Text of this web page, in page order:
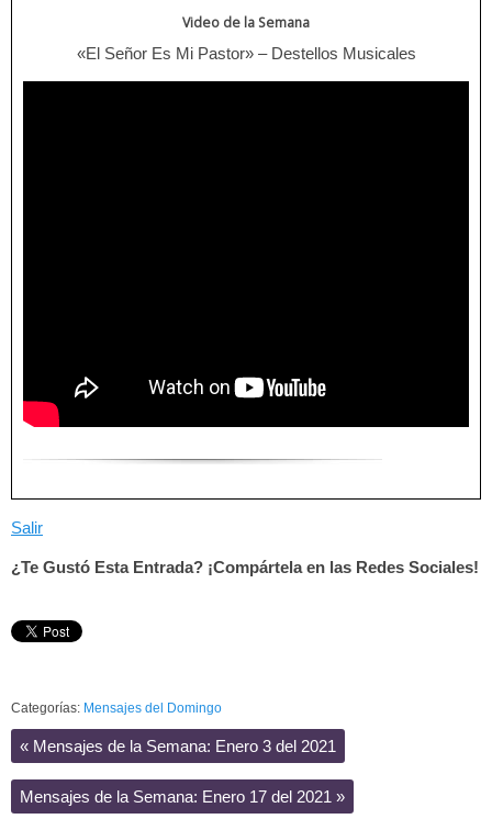
Video de la Semana
«El Señor Es Mi Pastor» – Destellos Musicales
Salir
¿Te Gustó Esta Entrada? ¡Compártela en las Redes Sociales!
Categorías: Mensajes del Domingo
« Mensajes de la Semana: Enero 3 del 2021
Mensajes de la Semana: Enero 17 del 2021 »